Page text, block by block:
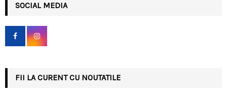
h
f
r
SOCIAL MEDIA
FII LA CURENT CU NOUTATILE